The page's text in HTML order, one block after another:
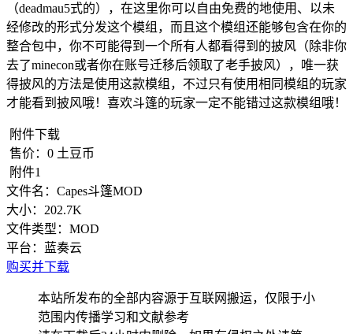
（deadmau5式的），在这里你可以自由免费的地使用、以未
经修改的形式分发这个模组，而且这个模组还能够包含在你的
整合包中，你不可能得到一个所有人都看得到的披风（除非你
去了minecon或者你在账号迁移后领取了老手披风），唯一获
得披风的方法是使用这款模组，不过只有使用相同模组的玩家
才能看到披风哦！喜欢斗篷的玩家一定不能错过这款模组哦！
附件下载
售价： 0 土豆币
附件1
文件名： Capes斗篷MOD
大小： 202.7K
文件类型： MOD
平台：
蓝奏云
购买并下载
本站所发布的全部内容源于互联网搬运，仅限于小
范围内传播学习和文献参考